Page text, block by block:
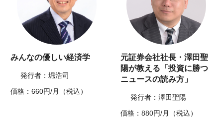
みんなの優しい経済学
発行者：堀浩司
価格：660円/月（税込）
元証券会社社長・澤田聖
陽が教える「投資に勝つ
ニュースの読み方」
発行者：澤田聖陽
価格：880円/月（税込）